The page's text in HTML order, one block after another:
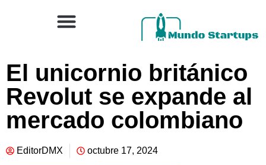
El unicornio británico
Revolut se expande al
mercado colombiano
EditorDMX octubre 17, 2024